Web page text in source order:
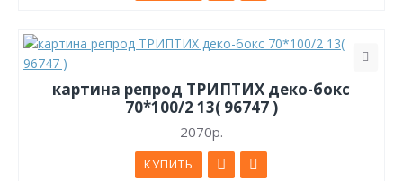
картина репрод ТРИПТИХ деко-бокс
70*100/2 13( 96747 )
2070р.
КУПИТЬ